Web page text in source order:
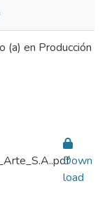
(a) en Producción
Down
load